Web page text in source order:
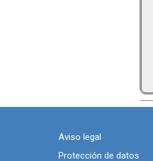
Aviso legal
Protección de datos